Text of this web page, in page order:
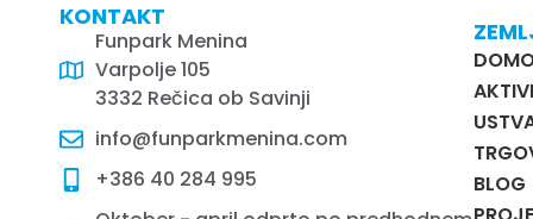
KONTAKT
Funpark Menina
Varpolje 105
3332 Rečica ob Savinji
info@funparkmenina.com
+386 40 284 995
BLOG